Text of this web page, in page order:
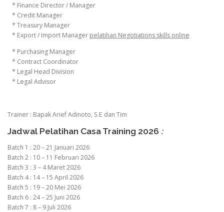
* Finance Director / Manager
* Credit Manager
* Treasury Manager
* Export / Import Manager pelatihan Negotiations skills online
* Purchasing Manager
* Contract Coordinator
* Legal Head Division
* Legal Advisor
Trainer : Bapak Arief Adinoto, S.E dan Tim
Jadwal Pelatihan Casa Training 2026 :
Batch 1 : 20 – 21 Januari 2026
Batch 2 : 10 – 11 Februari 2026
Batch 3 : 3 – 4 Maret 2026
Batch 4 : 14 – 15 April 2026
Batch 5 : 19 – 20 Mei 2026
Batch 6 : 24 – 25 Juni 2026
Batch 7 : 8 – 9 Juli 2026